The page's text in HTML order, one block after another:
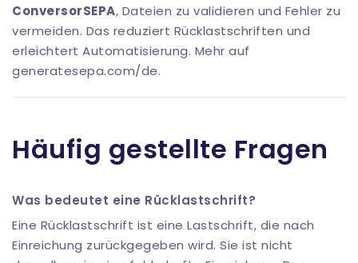
ConversorSEPA, Dateien zu validieren und Fehler zu
vermeiden. Das reduziert Rücklastschriften und
erleichtert Automatisierung. Mehr auf
generatesepa.com/de.
Häufig gestellte Fragen
Was bedeutet eine Rücklastschrift?
Eine Rücklastschrift ist eine Lastschrift, die nach
Einreichung zurückgegeben wird. Sie ist nicht